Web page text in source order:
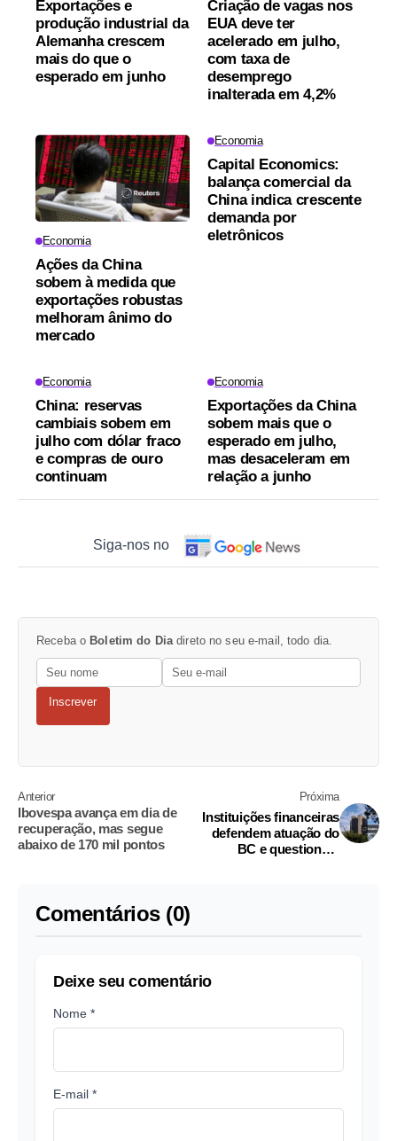
Exportações e
produção industrial da
Alemanha crescem
mais do que o
esperado em junho
Criação de vagas nos
EUA deve ter
acelerado em julho,
com taxa de
desemprego
inalterada em 4,2%
Economia
Ações da China
sobem à medida que
exportações robustas
melhoram ânimo do
mercado
Economia
Capital Economics:
balança comercial da
China indica crescente
demanda por
eletrônicos
Economia
China: reservas
cambiais sobem em
julho com dólar fraco
e compras de ouro
continuam
Economia
Exportações da China
sobem mais que o
esperado em julho,
mas desaceleram em
relação a junho
Siga-nos no
Receba o Boletim do Dia direto no seu e-mail, todo dia.
Inscrever
Anterior
Ibovespa avança em dia de
recuperação, mas segue
abaixo de 170 mil pontos
Próxima
Instituições financeiras
defendem atuação do
BC e questionam
Comentários (0)
Deixe seu comentário
Nome *
E-mail *